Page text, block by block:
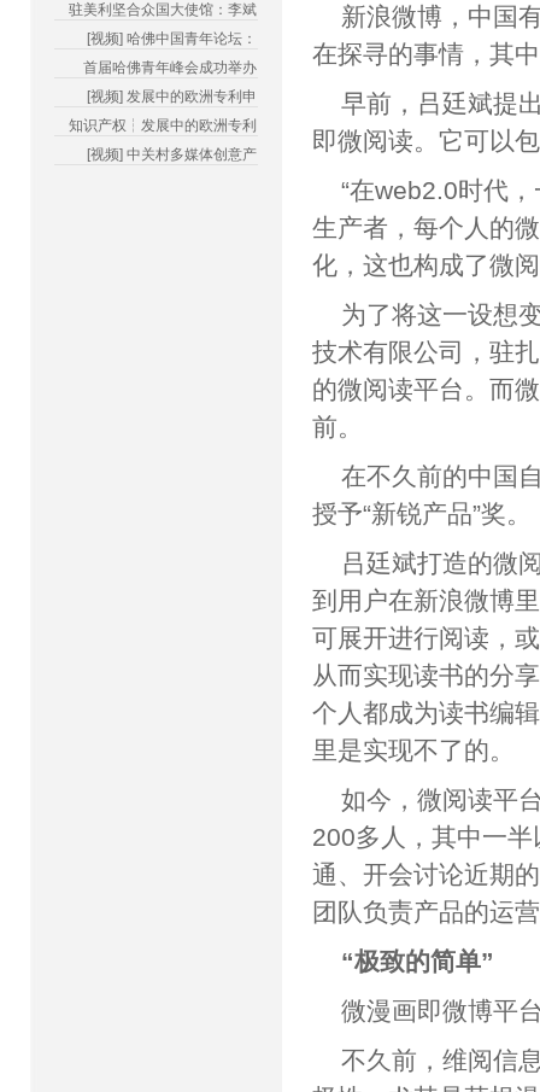
驻美利坚合众国大使馆：李斌
[视频] 哈佛中国青年论坛：
首届哈佛青年峰会成功举办
[视频] 发展中的欧洲专利申
知识产权┆发展中的欧洲专利
[视频] 中关村多媒体创意产
新浪微博，中国
在探寻的事情，其
早前，吕廷斌提
即微阅读。它可以
“在web2.0时代
生产者，每个人的
化，这也构成了微
为了将这一设想
技术有限公司，驻
的微阅读平台。而
前。
在不久前的中国
授予“新锐产品”奖。
吕廷斌打造的微
到用户在新浪微博
可展开进行阅读，
从而实现读书的分
个人都成为读书编
里是实现不了的。
如今，微阅读平
200多人，其中一
通、开会讨论近期
团队负责产品的运
“极致的简单”
微漫画即微博平
不久前，维阅信